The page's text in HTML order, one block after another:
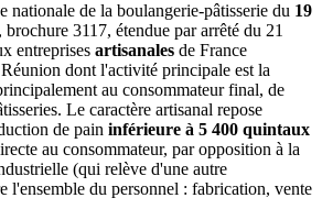
nationale de la boulangerie-pâtisserie du 19
3117, étendue par arrêté du 21
entreprises artisanales de France
dont l'activité principale est la
au consommateur final, de
Le caractère artisanal repose
de pain inférieure à 5 400 quintaux
au consommateur, par opposition à la
(qui relève d'une autre
l'ensemble du personnel : fabrication, vente